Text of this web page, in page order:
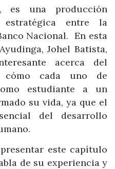
es una producción
entre la
Nacional. En esta
Johel Batista,
acerca del
cómo cada uno de
estudiante a un
su vida, ya que el
del desarrollo
este capítulo
de su experiencia y